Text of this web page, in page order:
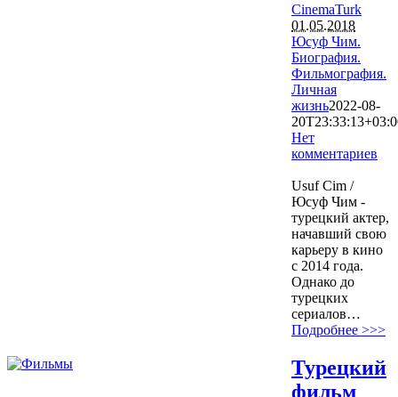
CinemaTurk
01.05.2018
Юсуф Чим.
Биография.
Фильмография.
Личная
жизнь2022-08-
Нет
комментариев
Usuf Cim /
Юсуф Чим -
турецкий актер,
начавший свою
карьеру в кино
с 2014 года.
Однако до
турецких
сериалов…
Подробнее >>>
Турецкий
фильм